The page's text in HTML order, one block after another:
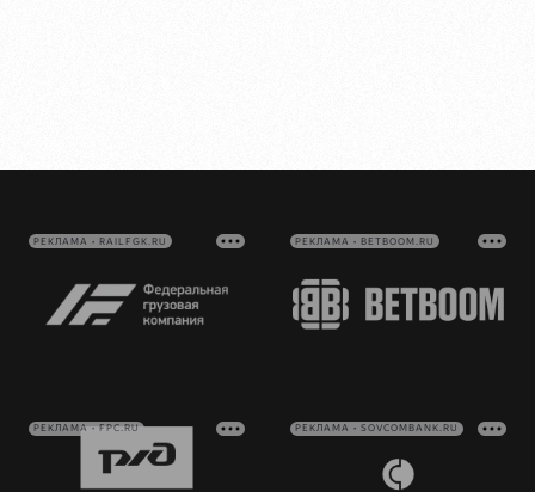
РЕКЛАМА • RAILFGK.RU РЕКЛАМА • BETBOOM.RU
РЕКЛАМА • FPC.RU РЕКЛАМА • SOVCOMBANK.RU